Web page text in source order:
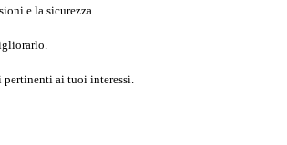
e la sicurezza.
pertinenti ai tuoi interessi.